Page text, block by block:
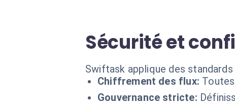
Sécurité et
Swiftask applique des
Chiffrement des flux:
Gouvernance stricte: